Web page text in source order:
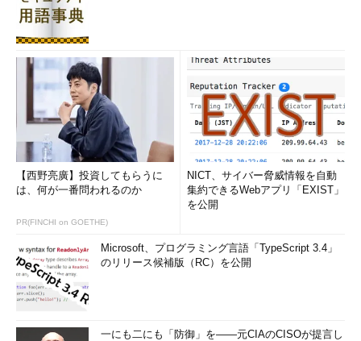
400G/200G/100G/50GbE マルチレート 2ポートテストモジュー
ル」を展示する。
【西野亮廣】投資してもらうに
は、何が一番問われるのか
PR(FINCHI on GOETHE)
NICT、サイバー脅威情報を自動
集約できるWebアプリ「EXIST」
を公開
Microsoft、プログラミング言語「TypeScript 3.4」
のリリース候補版（RC）を公開
一にも二にも「防御」を――元CIAのCISOが提言し